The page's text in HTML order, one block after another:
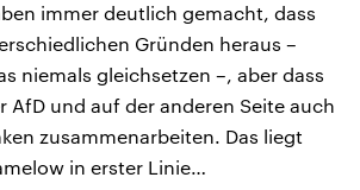
immer deutlich gemacht, dass
Gründen heraus –
niemals gleichsetzen –, aber dass
AfD und auf der anderen Seite auch
zusammenarbeiten. Das liegt
in erster Linie…